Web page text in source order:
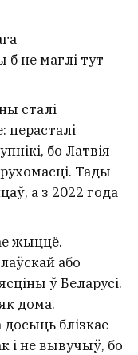
б не маглі тут
сталі
перасталі
бо Латвія
Тады
а з 2022 года
жыццё.
або
ў Беларусі.
дома.
блізкае
і не вывучыў, бо